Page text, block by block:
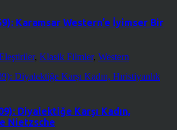
Karamsar Western’e İyimser Bir
, Klasik Filmler, Western
Diyalektiğe Karşı Kadın,
Nietzsche